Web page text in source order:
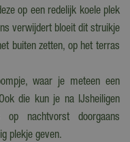
op een redelijk koele plek
verwijdert bloeit dit struikje
buiten zetten, op het terras
waar je meteen een
die kun je na IJsheiligen
nachtvorst doorgaans
plekje geven.